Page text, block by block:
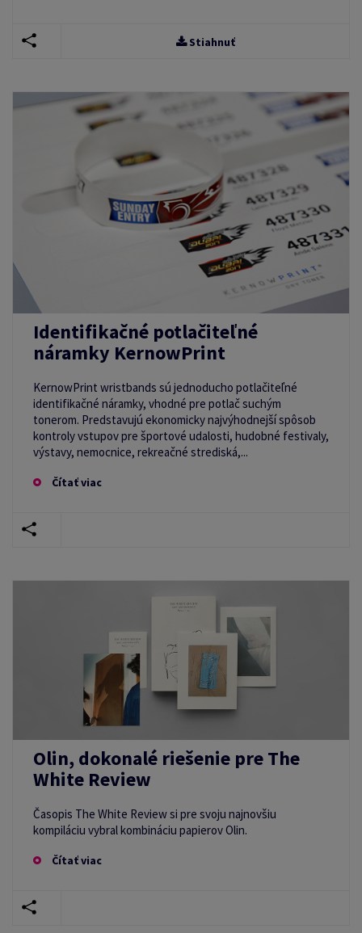
Stiahnuť
Identifikačné potlačiteľné
náramky KernowPrint
KernowPrint wristbands sú jednoducho potlačiteľné
identifikačné náramky, vhodné pre potlač suchým
tonerom. Predstavujú ekonomicky najvýhodnejší spôsob
kontroly vstupov pre športové udalosti, hudobné festivaly,
výstavy, nemocnice, rekreačné strediská,...
Čítať viac
Olin, dokonalé riešenie pre The
White Review
Časopis The White Review si pre svoju najnovšiu
kompiláciu vybral kombináciu papierov Olin.
Čítať viac